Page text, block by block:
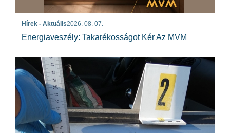
Hírek - Aktuális2026. 08. 07.
Energiaveszély: Takarékosságot Kér Az MVM